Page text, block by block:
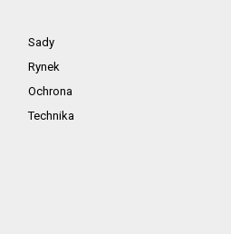
Sady
Rynek
Ochrona
Technika